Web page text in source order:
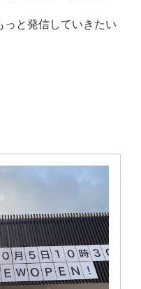
っと発信していきたい